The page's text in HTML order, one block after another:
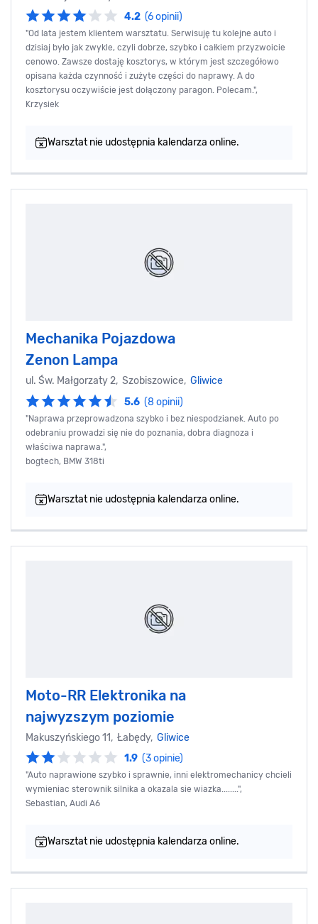
4.2 (6 opinii)
"Od lata jestem klientem warsztatu. Serwisuję tu kolejne auto i
dzisiaj było jak zwykle, czyli dobrze, szybko i całkiem przyzwoicie
cenowo. Zawsze dostaję kosztorys, w którym jest szczegółowo
opisana każda czynność i zużyte części do naprawy. A do
kosztorysu oczywiście jest dołączony paragon. Polecam.",
Krzysiek
Warsztat nie udostępnia kalendarza online.
Mechanika Pojazdowa
Zenon Lampa
ul. Św. Małgorzaty 2, Szobiszowice, Gliwice
5.6 (8 opinii)
"Naprawa przeprowadzona szybko i bez niespodzianek. Auto po
odebraniu prowadzi się nie do poznania, dobra diagnoza i
właściwa naprawa.",
bogtech, BMW 318ti
Warsztat nie udostępnia kalendarza online.
Moto-RR Elektronika na
najwyzszym poziomie
Makuszyńskiego 11, Łabędy, Gliwice
1.9 (3 opinie)
"Auto naprawione szybko i sprawnie, inni elektromechanicy chcieli
wymieniac sterownik silnika a okazala sie wiazka........",
Sebastian, Audi A6
Warsztat nie udostępnia kalendarza online.